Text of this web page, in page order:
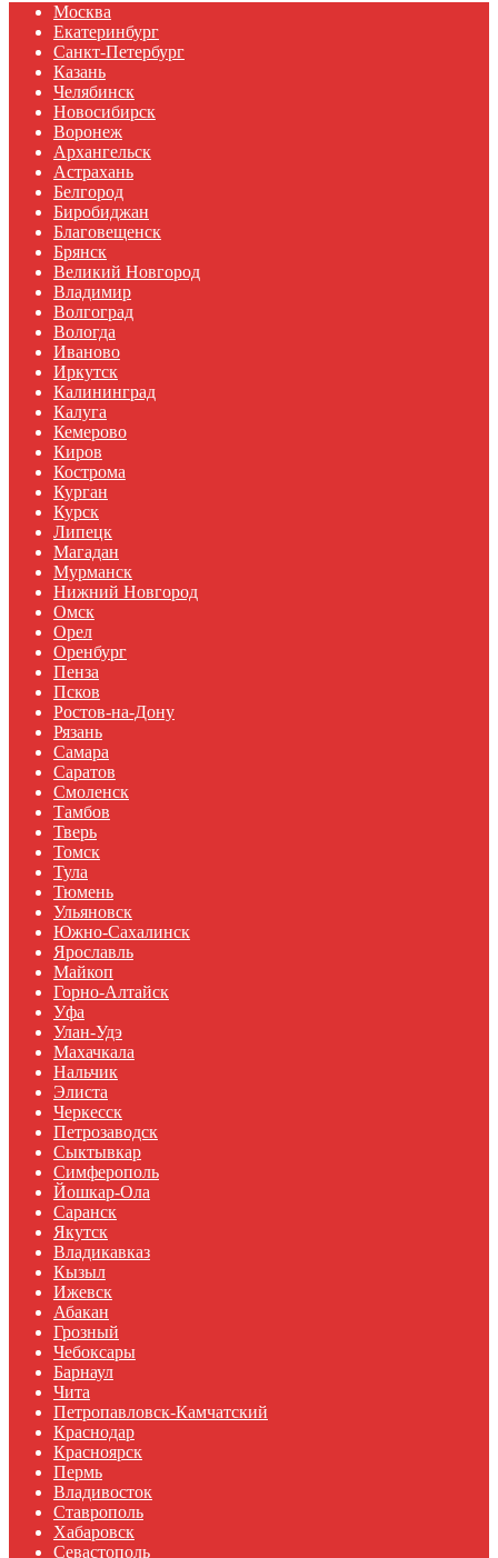
Москва
Екатеринбург
Санкт-Петербург
Казань
Челябинск
Новосибирск
Воронеж
Архангельск
Астрахань
Белгород
Биробиджан
Благовещенск
Брянск
Великий Новгород
Владимир
Волгоград
Вологда
Иваново
Иркутск
Калининград
Калуга
Кемерово
Киров
Кострома
Курган
Курск
Липецк
Магадан
Мурманск
Нижний Новгород
Омск
Орел
Оренбург
Пенза
Псков
Ростов-на-Дону
Рязань
Самара
Саратов
Смоленск
Тамбов
Тверь
Томск
Тула
Тюмень
Ульяновск
Южно-Сахалинск
Ярославль
Майкоп
Горно-Алтайск
Уфа
Улан-Удэ
Махачкала
Нальчик
Элиста
Черкесск
Петрозаводск
Сыктывкар
Симферополь
Йошкар-Ола
Саранск
Якутск
Владикавказ
Кызыл
Ижевск
Абакан
Грозный
Чебоксары
Барнаул
Чита
Петропавловск-Камчатский
Краснодар
Красноярск
Пермь
Владивосток
Ставрополь
Хабаровск
Севастополь